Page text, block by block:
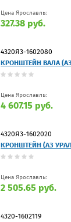
Цена Ярославль:
327.38 руб.
4320Я3-1602080
КРОНШТЕЙН ВАЛА
Цена Ярославль:
4 607.15 руб.
4320Я3-1602020
КРОНШТЕЙН (АЗ
Цена Ярославль:
2 505.65 руб.
4320-1602119